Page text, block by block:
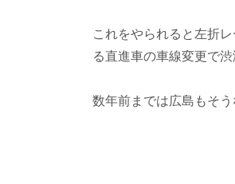
これをやられると左折
る直進車の車線変更で渋
数年前までは広島もそ